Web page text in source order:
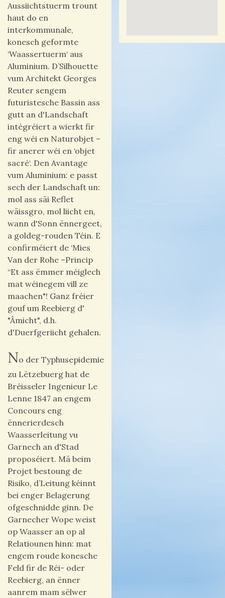
Aussiichtstuerm trount
haut do en
interkommunale,
konesch geformte
‘Waassertuerm‘ aus
Aluminium. D’Silhouette
vum Architekt Georges
Reuter sengem
futuristesche Bassin ass
gutt an d'Landschaft
intégréiert a wierkt fir
eng wéi en Naturobjet –
fir anerer wéi en ‘objet
sacré‘. Den Avantage
vum Aluminium: e passt
sech der Landschaft un:
mol ass säi Reflet
wäissgro, mol liicht en,
wann d'Sonn ënnergeet,
a goldeg-rouden Téin. E
confirméiert de ‘Mies
Van der Rohe –Princip
“Et ass ëmmer méiglech
mat wéinegem vill ze
maachen"! Ganz fréier
gouf um Reebierg d'
"Âmicht", d.h.
d'Duerfgeriicht gehalen.
No der Typhusepidemie
zu Lëtzebuerg hat de
Bréisseler Ingenieur Le
Lenne 1847 an engem
Concours eng
ënnerierdesch
Waasserleitung vu
Garnech an d'Stad
proposéiert. Mä beim
Projet bestoung de
Risiko, d’Leitung kéinnt
bei enger Belagerung
ofgeschnidde ginn. De
Garnecher Wope weist
op Waasser an op al
Relatiounen hinn: mat
engem roude konesche
Feld fir de Réi- oder
Reebierg, an ënner
aanrem mam sëlwer